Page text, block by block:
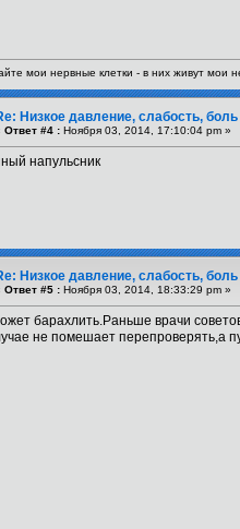
мои нервные клетки - в них живут мои
Низкое давление, слабость,
Ответ #4 : Ноября 03, 2014, 17:10:04 pm »
напульсник
Низкое давление, слабость,
Ответ #5 : Ноября 03, 2014, 18:33:29 pm »
барахлить.Раньше врачи
не помешает перепроверять,а